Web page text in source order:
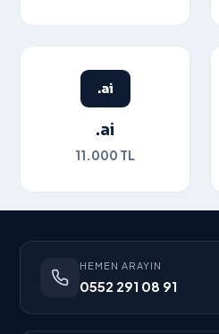
.ai
.ai
11.000 TL
HEMEN ARAYIN
0552 291 08 91